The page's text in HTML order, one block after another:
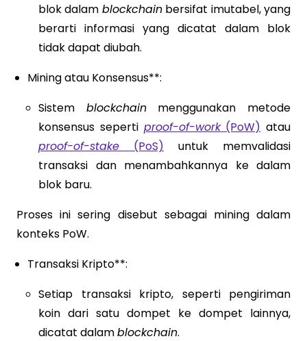
blok dalam blockchainbersifat imutabel, yang
berarti informasi yang dicatat dalam blok
tidak dapat diubah.
Mining atau Konsensus**:
Sistem blockchainmenggunakan metode
konsensus seperti proof-of-work(PoW) atau
proof-of-stake (PoS) untuk memvalidasi
transaksi dan menambahkannya ke dalam
blok baru.
Proses ini sering disebut sebagai mining dalam
konteks PoW.
Transaksi Kripto**:
Setiap transaksi kripto, seperti pengiriman
koin dari satu dompet ke dompet lainnya,
dicatat dalamblockchain.